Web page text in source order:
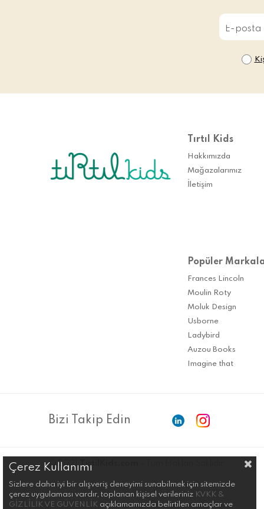
Tırtıl Kids
Hakkımızda
Mağazalarımız
İletişim
Popüler
Frances Lincoln
Moulin Roty
Moluk Design
Usborne
Ladybird
Auzou Books
Imagine that
Bizi Takip Edin
© 2021 TirtilKids.com
Çerez Kullanımı
Sizlere daha iyi bir alışveriş deneyimi sunabilmek için sitemizde
çerez uygulaması vardır, toplanan kişisel verileriniz KVKK &
GİZLİLİK VE GÜVENLİK açıklamamızda belirtilen amaçlar ve